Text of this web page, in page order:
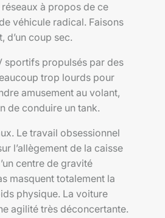
à propos de ce
véhicule radical. Faisons
d’un coup sec.
sportifs propulsés par des
trop lourds pour
amusement au volant,
de conduire un tank.
Le travail obsessionnel
l’allègement de la caisse
centre de gravité
masquent totalement la
physique. La voiture
agilité très déconcertante.